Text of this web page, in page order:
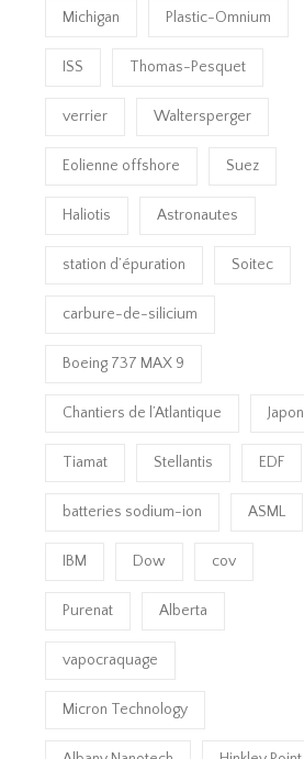
Michigan Plastic-Omnium
ISS Thomas-Pesquet
verrier Waltersperger
Eolienne offshore Suez
Haliotis Astronautes
station d’épuration Soitec
carbure-de-silicium
Boeing 737 MAX 9
Chantiers de l’Atlantique Japon
Tiamat Stellantis EDF
batteries sodium-ion ASML
IBM Dow cov
Purenat Alberta
vapocraquage
Micron Technology